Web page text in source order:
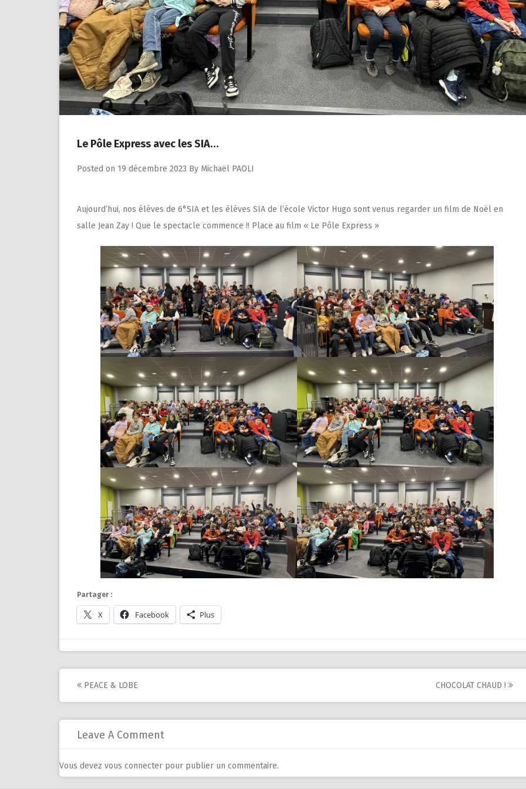
Le Pôle Express avec les SIA…
Posted on 19 décembre 2023 By Michaël PAOLI
Aujourd’hui, nos élèves de 6°SIA et les élèves SIA de l’école Victor Hugo sont venus regarder un film de Noël en
salle Jean Zay ! Que le spectacle commence !! Place au film « Le Pôle Express »
Partager :
X Facebook Plus
Post
navigation
PEACE & LOBE CHOCOLAT CHAUD !
Leave A Comment
Vous devez vous connecter pour publier un commentaire.